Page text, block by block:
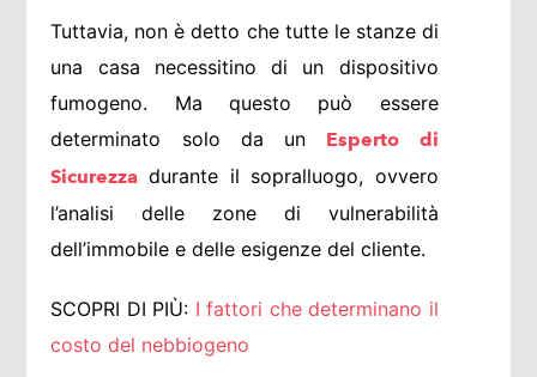
Tuttavia, non è detto che tutte le stanze di
una casa necessitino di un dispositivo
fumogeno. Ma questo può essere
determinato solo da un Esperto di
Sicurezza durante il sopralluogo, ovvero
l’analisi delle zone di vulnerabilità
dell’immobile e delle esigenze del cliente.
SCOPRI DI PIÙ: I fattori che determinano il
costo del nebbiogeno